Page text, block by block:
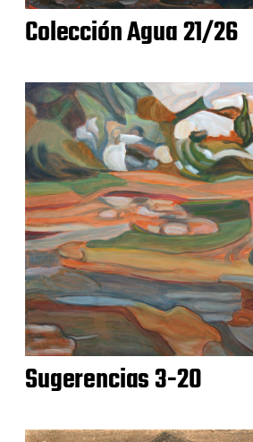
Colección Agua 21/26
Sugerencias 3-20